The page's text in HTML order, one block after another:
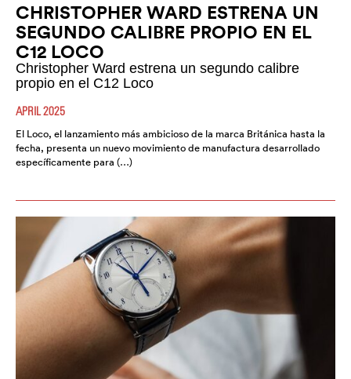
CHRISTOPHER WARD ESTRENA UN
SEGUNDO CALIBRE PROPIO EN EL
C12 LOCO
Christopher Ward estrena un segundo calibre
propio en el C12 Loco
APRIL 2025
El Loco, el lanzamiento más ambicioso de la marca Británica hasta la
fecha, presenta un nuevo movimiento de manufactura desarrollado
específicamente para (…)